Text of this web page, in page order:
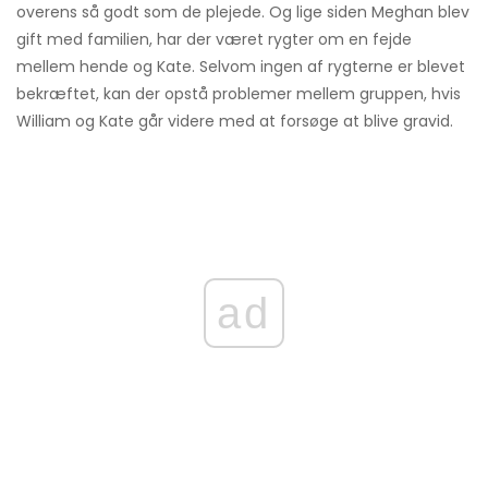
overens så godt som de plejede. Og lige siden Meghan blev
gift med familien, har der været rygter om en fejde
mellem hende og Kate. Selvom ingen af ​​rygterne er blevet
bekræftet, kan der opstå problemer mellem gruppen, hvis
William og Kate går videre med at forsøge at blive gravid.
ad